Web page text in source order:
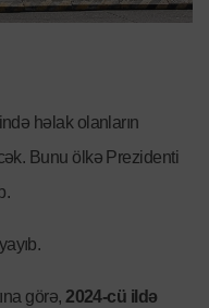
həlak olanların
Bunu ölkə Prezidenti
görə,2024-cü ildə